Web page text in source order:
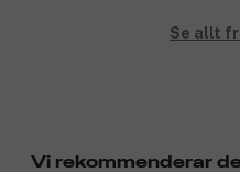
Skonsam mot alla
Produktnummer: 3350728
Se allt
Vi rekommenderar